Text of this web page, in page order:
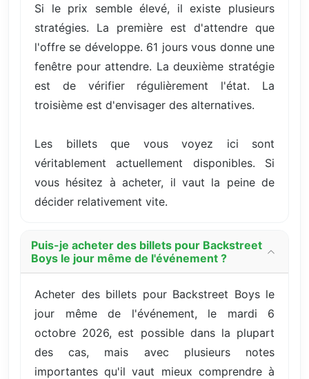
Si le prix semble élevé, il existe plusieurs
stratégies. La première est d'attendre que
l'offre se développe. 61 jours vous donne une
fenêtre pour attendre. La deuxième stratégie
est de vérifier régulièrement l'état. La
troisième est d'envisager des alternatives.
Les billets que vous voyez ici sont
véritablement actuellement disponibles. Si
vous hésitez à acheter, il vaut la peine de
décider relativement vite.
Puis-je acheter des billets pour Backstreet
Boys le jour même de l'événement ?
Acheter des billets pour Backstreet Boys le
jour même de l'événement, le mardi 6
octobre 2026, est possible dans la plupart
des cas, mais avec plusieurs notes
importantes qu'il vaut mieux comprendre à